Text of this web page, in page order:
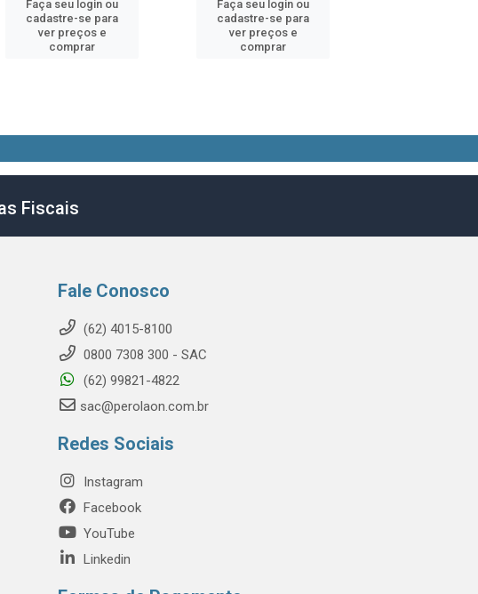
Faça seu login ou
cadastre-se para
ver preços e
comprar
Faça seu login ou
cadastre-se para
ver preços e
comprar
Fiscais
Fale Conosco
(62) 4015-8100
0800 7308 300 - SAC
(62) 99821-4822
sac@perolaon.com.br
Redes Sociais
Instagram
Facebook
YouTube
Linkedin